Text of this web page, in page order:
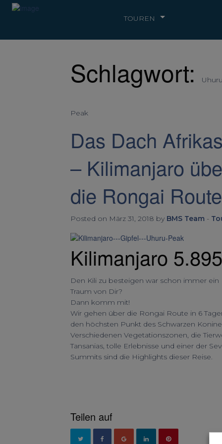
TOUREN
Schlagwort: Uhuru
Peak
Das Dach Afrikas
– Kilimanjaro
die Rongai Route
Posted on März 31, 2018 by BMS Team -
Kilimanjaro
Den Kili zu besteigen war schon immer ein
Traum von Dir?
Dann komm mit!
Wir gehen über die Rongai Route in 6
den höchsten Punkt des Schwarzen
Verschiedenen Vegetationszonen, die
Tansanias, tolle Erlebnisse und einer der
Summits sind die Highlights dieser Reise.
Teilen auf